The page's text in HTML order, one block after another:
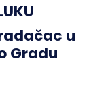
u
Gradu